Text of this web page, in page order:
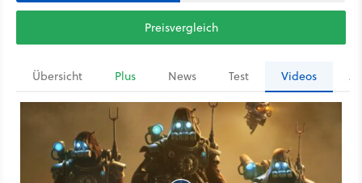
Preisvergleich
Übersicht Plus News Test Videos